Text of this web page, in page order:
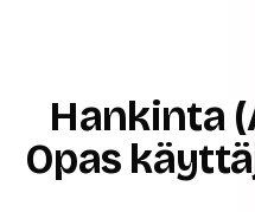
Hankinta
Opas